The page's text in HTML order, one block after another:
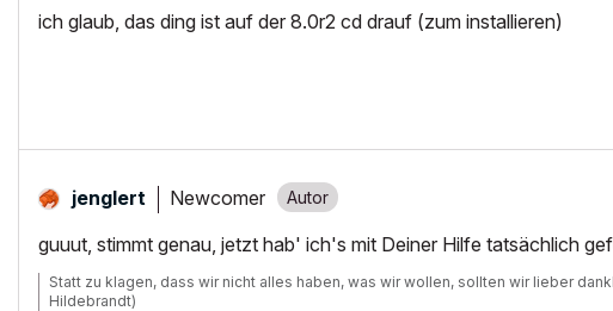
ich glaub, das ding ist auf der 8.0r2 cd drauf (zum installieren)
jenglert Newcomer
guuut, stimmt genau, jetzt hab' ich's mit Deiner Hilfe tatsächlich
Statt zu klagen, dass wir nicht alles haben, was wir wollen, sollten wir lieber
Hildebrandt)